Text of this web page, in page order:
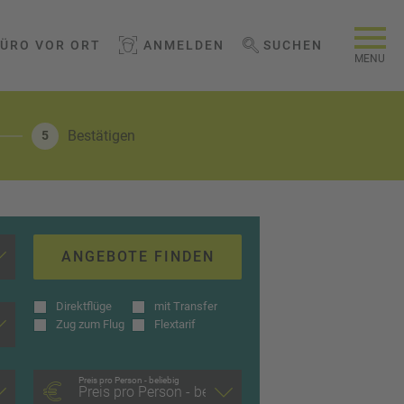
MENU
VOR ORT ANMELDEN WEBSEITE DURCHSUCHEN
SUCHEN
5 Bestätigen
ANGEBOTE FINDEN
Direktflüge
mit Transfer
Zug zum Flug
Flextarif
Preis pro Person - beliebig